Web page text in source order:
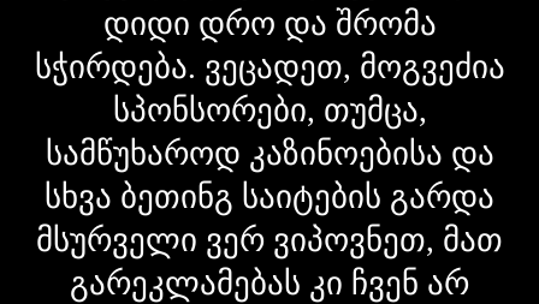
დიდი დრო და შრომა
სჭირდება. ვეცადეთ, მოგვეძია
სპონსორები, თუმცა,
სამწუხაროდ კაზინოებისა და
სხვა ბეთინგ საიტების გარდა
მსურველი ვერ ვიპოვნეთ, მათ
გარეკლამებას კი ჩვენ არ